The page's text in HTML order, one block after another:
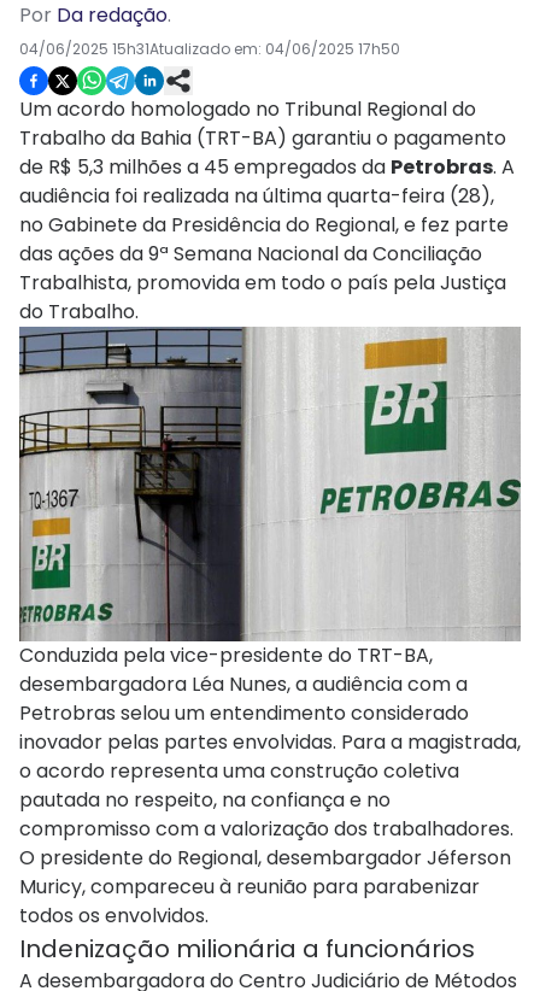
Por Da redação.
04/06/2025 15h31Atualizado em: 04/06/2025 17h50
Um acordo homologado no Tribunal Regional do
Trabalho da Bahia (TRT-BA) garantiu o pagamento
de R$ 5,3 milhões a 45 empregados da Petrobras. A
audiência foi realizada na última quarta-feira (28),
no Gabinete da Presidência do Regional, e fez parte
das ações da 9ª Semana Nacional da Conciliação
Trabalhista, promovida em todo o país pela Justiça
do Trabalho.
Conduzida pela vice-presidente do TRT-BA,
desembargadora Léa Nunes, a audiência com a
Petrobras selou um entendimento considerado
inovador pelas partes envolvidas. Para a magistrada,
o acordo representa uma construção coletiva
pautada no respeito, na confiança e no
compromisso com a valorização dos trabalhadores.
O presidente do Regional, desembargador Jéferson
Muricy, compareceu à reunião para parabenizar
todos os envolvidos.
Indenização milionária a funcionários
A desembargadora do Centro Judiciário de Métodos